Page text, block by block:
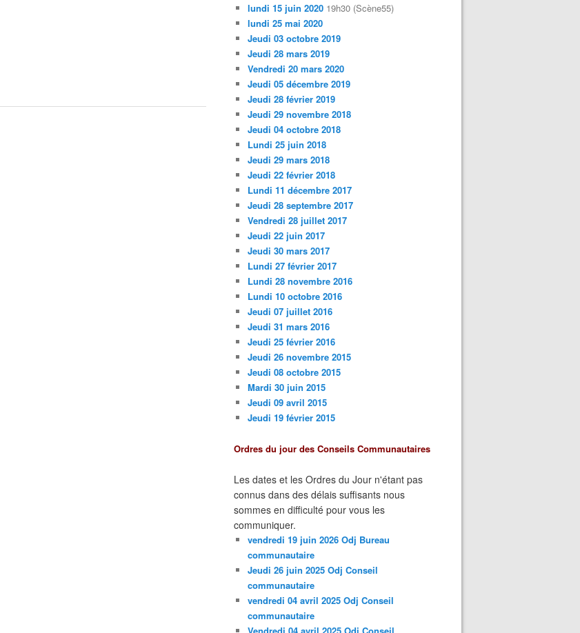
lundi 15 juin 2020 19h30 (Scène55)
lundi 25 mai 2020
Jeudi 03 octobre 2019
Jeudi 28 mars 2019
Vendredi 20 mars 2020
Jeudi 05 décembre 2019
Jeudi 28 février 2019
Jeudi 29 novembre 2018
Jeudi 04 octobre 2018
Lundi 25 juin 2018
Jeudi 29 mars 2018
Jeudi 22 février 2018
Lundi 11 décembre 2017
Jeudi 28 septembre 2017
Vendredi 28 juillet 2017
Jeudi 22 juin 2017
Jeudi 30 mars 2017
Lundi 27 février 2017
Lundi 28 novembre 2016
Lundi 10 octobre 2016
Jeudi 07 juillet 2016
Jeudi 31 mars 2016
Jeudi 25 février 2016
Jeudi 26 novembre 2015
Jeudi 08 octobre 2015
Mardi 30 juin 2015
Jeudi 09 avril 2015
Jeudi 19 février 2015
Ordres du jour des Conseils Communautaires
Les dates et les Ordres du Jour n'étant pas
connus dans des délais suffisants nous
sommes en difficulté pour vous les
communiquer.
vendredi 19 juin 2026 Odj Bureau
communautaire
Jeudi 26 juin 2025 Odj Conseil
communautaire
vendredi 04 avril 2025 Odj Conseil
communautaire